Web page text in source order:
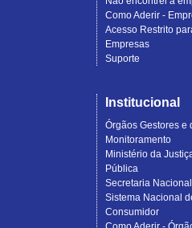
Como Aderir -
Acesso Restrito
Empresas
Suporte
Institucional
Órgãos Gestores e
Monitoramento
Ministério da
Pública
Secretaria
Sistema Nacional
Consumidor